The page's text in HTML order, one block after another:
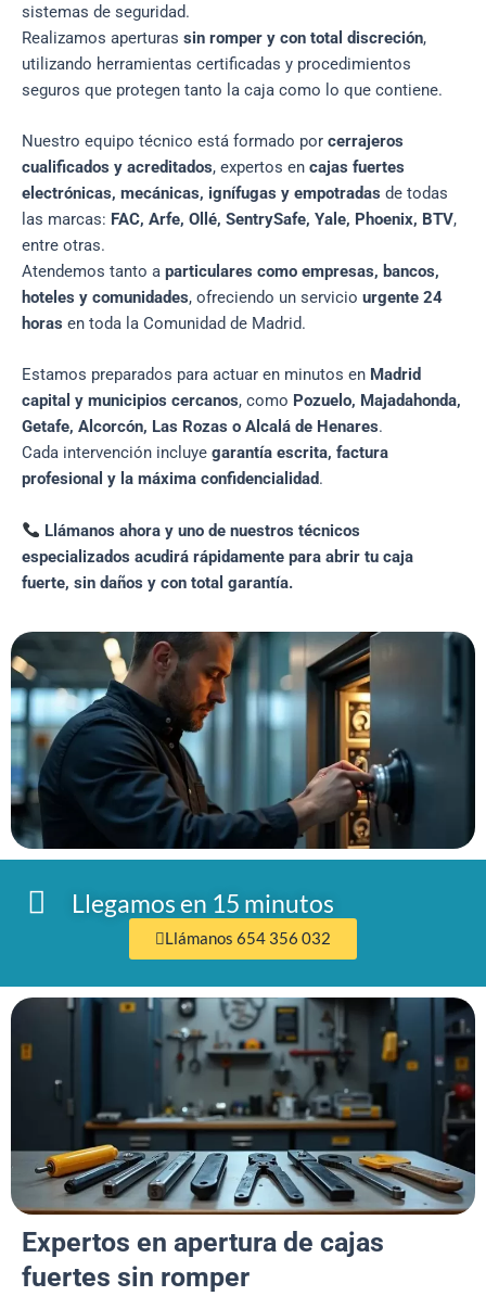
sistemas de seguridad.
Realizamos aperturas sin romper y con total discreción,
utilizando herramientas certificadas y procedimientos
seguros que protegen tanto la caja como lo que contiene.
Nuestro equipo técnico está formado por cerrajeros
cualificados y acreditados, expertos en cajas fuertes
electrónicas, mecánicas, ignífugas y empotradas de todas
las marcas: FAC, Arfe, Ollé, SentrySafe, Yale, Phoenix, BTV,
entre otras.
Atendemos tanto a particulares como empresas, bancos,
hoteles y comunidades, ofreciendo un servicio urgente 24
horas en toda la Comunidad de Madrid.
Estamos preparados para actuar en minutos en Madrid
capital y municipios cercanos, como Pozuelo, Majadahonda,
Getafe, Alcorcón, Las Rozas o Alcalá de Henares.
Cada intervención incluye garantía escrita, factura
profesional y la máxima confidencialidad.
Llámanos ahora y uno de nuestros técnicos
especializados acudirá rápidamente para abrir tu caja
fuerte, sin daños y con total garantía.
Llegamos en 15 minutos
Llámanos 654 356 032
Expertos en apertura de cajas
fuertes sin romper